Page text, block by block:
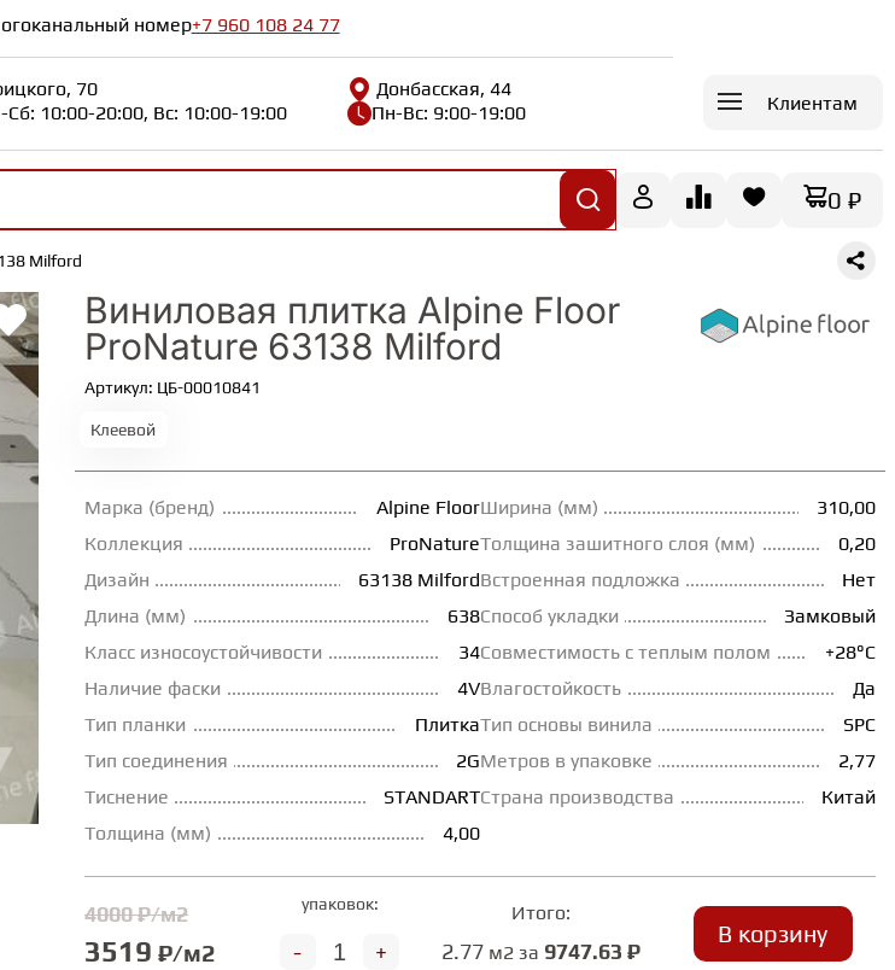
номер+7 960 108 24 77
70
Сб: 10:00-20:00, Вс: 10:00-19:00
Донбасская, 44
Пн-Вс: 9:00-19:00
Клиентам
0 ₽
Milford
Виниловая плитка Alpine Floor
ProNature 63138 Milford
Артикул: ЦБ-00010841
Клеевой
Марка (бренд)
Alpine Floor
Коллекция
ProNature
Дизайн
63138 Milford
Длина (мм)
638
Класс износоустойчивости
34
Наличие фаски
4V
Тип планки
Плитка
Тип соединения
2G
Тиснение
STANDART
Толщина (мм)
4,00
Ширина (мм)
310,00
Толщина зашитного слоя (мм)
0,20
Встроенная подложка
Нет
Способ укладки
Замковый
Совместимость с теплым полом
+28°С
Влагостойкость
Да
Тип основы винила
SPC
Метров в упаковке
2,77
Страна производства
Китай
4000 ₽/м2
3519 ₽/м2
упаковок:
+
-
Итого:
2.77 м2 за 9747.63 ₽
В корзину